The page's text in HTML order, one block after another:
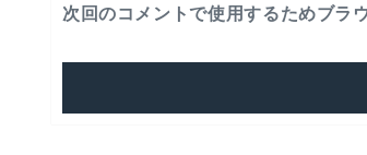
次回のコメントで使用するためブラ